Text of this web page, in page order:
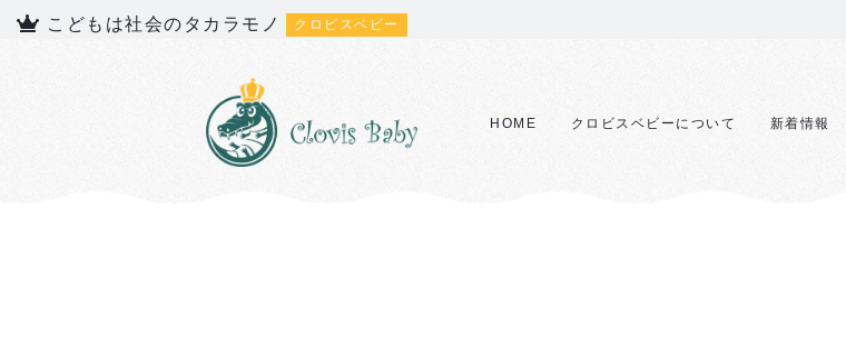
こどもは社会のタカラモノ クロビスベビー
HOME クロビスベビーについて 新着情報